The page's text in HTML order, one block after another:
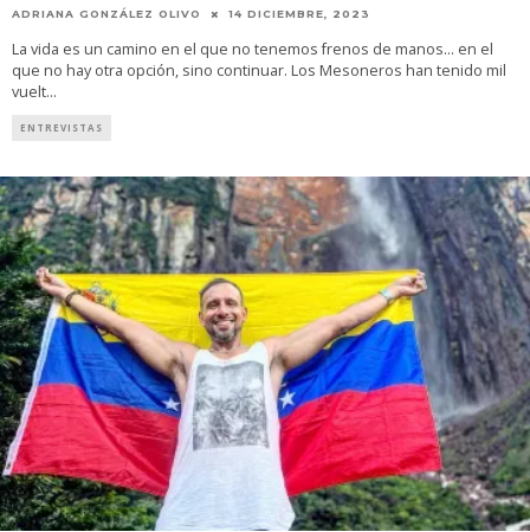
ADRIANA GONZÁLEZ OLIVO 14 DICIEMBRE, 2023
La vida es un camino en el que no tenemos frenos de manos… en el
que no hay otra opción, sino continuar. Los Mesoneros han tenido mil
vuelt...
ENTREVISTAS